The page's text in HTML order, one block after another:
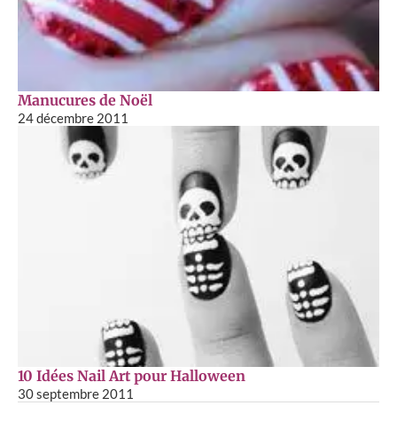
Manucures de Noël
24 décembre 2011
10 Idées Nail Art pour Halloween
30 septembre 2011